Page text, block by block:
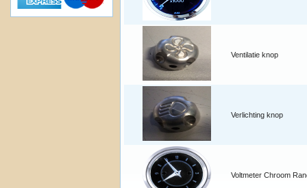
Ventilatie knop
Verlichting knop
Voltmeter Chroom